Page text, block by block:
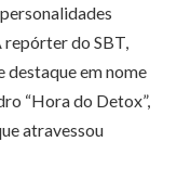
repórter do SBT,
destaque em nome
“Hora do Detox”,
atravessou